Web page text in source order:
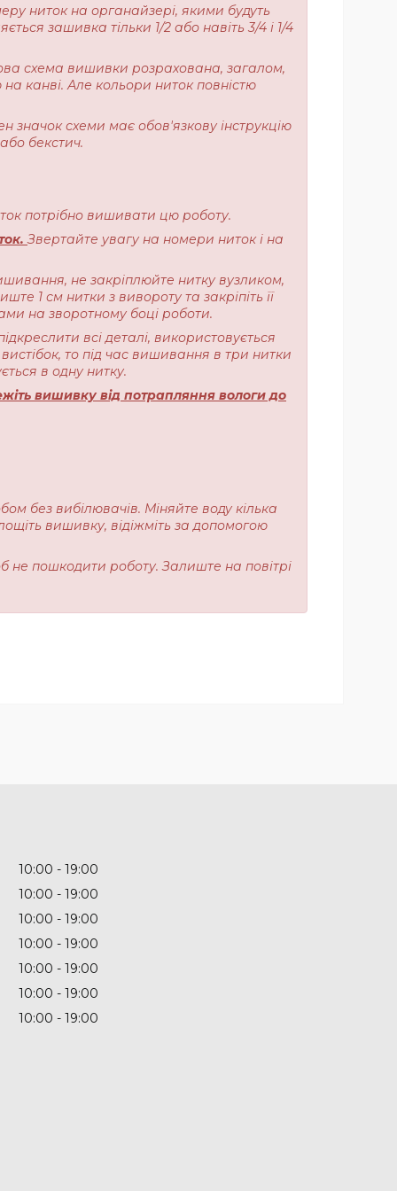
ниток на органайзері, якими будуть
зашивка тільки 1/2 або навіть 3/4 і 1/4
схема вишивки розрахована, загалом,
канві. Але кольори ниток повністю
значок схеми має обов'язкову інструкцію
бекстич.
потрібно вишивати цю роботу.
Звертайте увагу на номери ниток і на
не закріплюйте нитку вузликом,
1 см нитки з вивороту та закріпіть її
на зворотному боці роботи.
всі деталі, використовується
то під час вишивання в три нитки
в одну нитку.
вишивку від потрапляння вологи до
без вибілювачів. Міняйте воду кілька
вишивку, відіжміть за допомогою
не пошкодити роботу. Залиште на повітрі
10:00
19:00
10:00
19:00
10:00
19:00
10:00
19:00
10:00
19:00
10:00
19:00
10:00 19:00